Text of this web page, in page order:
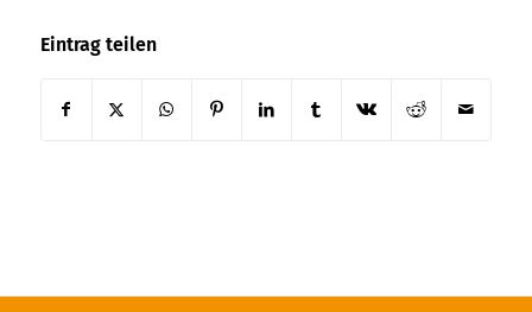
Eintrag teilen